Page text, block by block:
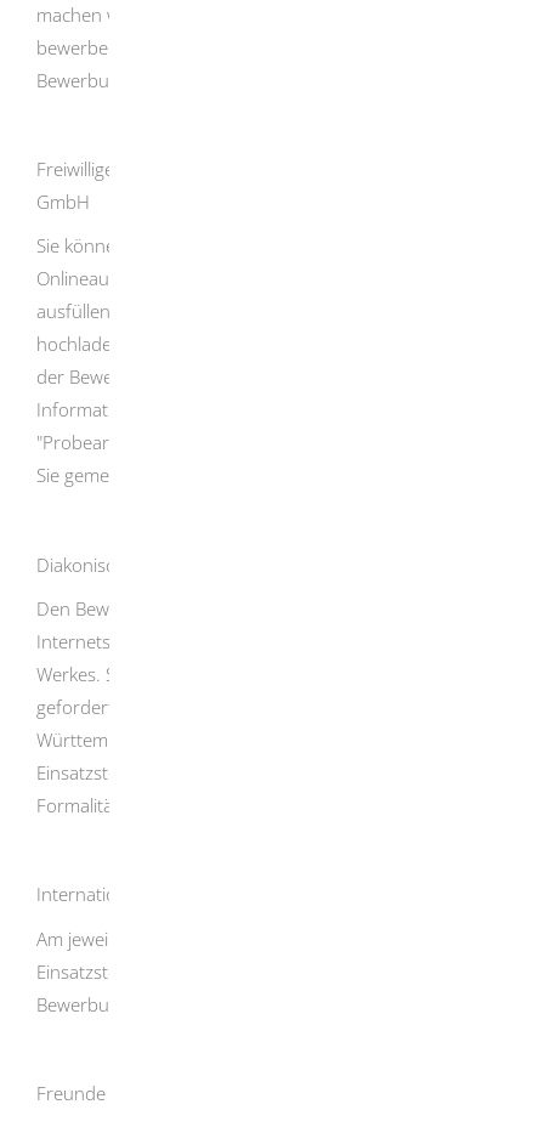
machen wollen. Über den Link "Für diese Stelle
bewerben" werden Sie direkt zum Online-
Bewerbungsformular weitergeleitet.
Freiwilligendienste in der Diözese Rottenburg-Stuttgart
GmbH
Sie können Ihre Bewerbung online abgeben. Im
Onlineauftritt der DRS müssen Sie das Onlineformular
ausfüllen, die geforderten Unterlagen als Anhang
hochladen und alles zusammen absenden.
der Bewerbungsunterlagen werden Sie zu einem
Informationsgespräch eingeladen. Erst nach einem
"Probearbeiten" an der Wunscheinsatzstelle entscheiden
Sie gemeinsam mit der Einsatzstelle.
Diakonisches Werk Württemberg
Den Bewerbungsbogen für das FÖJ finden Sie auf der
Internetseite der Freiwilligendienste des Diakonischen
Werkes. Sie können das Formular ausfüllen und mit den
geforderten Unterlagen direkt an das Diakonische Werk
Württemberg schicken. Wenn die Hospitation bei der
Einsatzstelle gepasst hat, können Sie nach Klärung der
Formalitäten in Ihr FÖJ starten.
Internationaler Bund IB Süd e.V.
Am jeweiligen Standort des IB können Sie sich über die
Einsatzstellen und die weiteren Schritte hin zur
Bewerbung informieren.
Freunde der Erziehungskunst Rudolf Steiner e.V.